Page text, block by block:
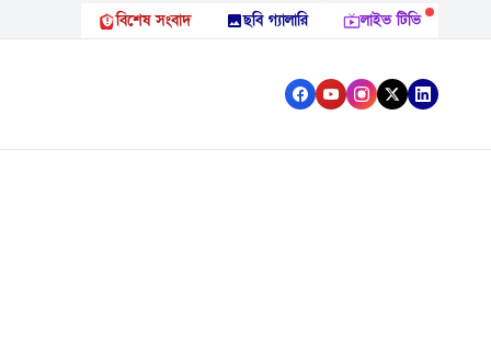
বিশেষ সংবাদ ছবি গ্যালারি লাইভ টিভি